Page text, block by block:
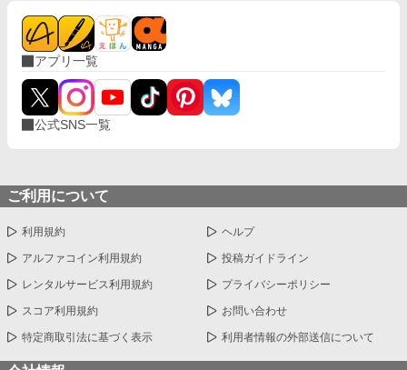
アプリ一覧
公式SNS一覧
ご利用について
利用規約 ヘルプ
アルファコイン利用規約 投稿ガイドライン
レンタルサービス利用規約 プライバシーポリシー
スコア利用規約 お問い合わせ
特定商取引法に基づく表示 利用者情報の外部送信について